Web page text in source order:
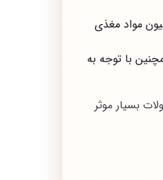
مواد مغذی
با توجه به
بسیار موثر